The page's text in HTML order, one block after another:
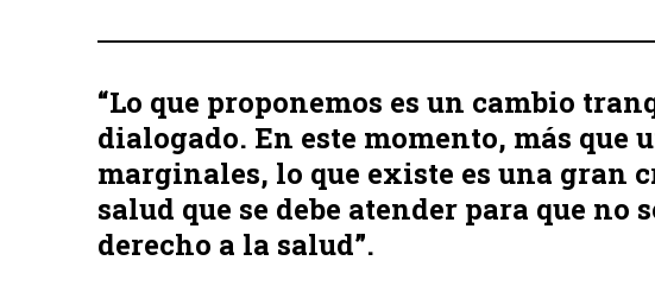
“Lo que proponemos es un cambio
dialogado. En este momento, más que
marginales, lo que existe es una gran
salud que se debe atender para que no
derecho a la salud”.